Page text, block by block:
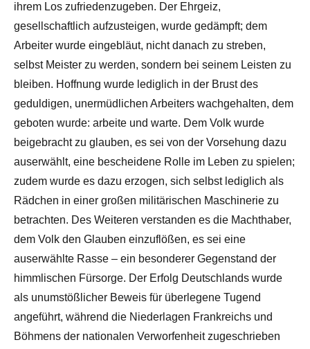
ihrem Los zufriedenzugeben. Der Ehrgeiz,
gesellschaftlich aufzusteigen, wurde gedämpft; dem
Arbeiter wurde eingebläut, nicht danach zu streben,
selbst Meister zu werden, sondern bei seinem Leisten zu
bleiben. Hoffnung wurde lediglich in der Brust des
geduldigen, unermüdlichen Arbeiters wachgehalten, dem
geboten wurde: arbeite und warte. Dem Volk wurde
beigebracht zu glauben, es sei von der Vorsehung dazu
auserwählt, eine bescheidene Rolle im Leben zu spielen;
zudem wurde es dazu erzogen, sich selbst lediglich als
Rädchen in einer großen militärischen Maschinerie zu
betrachten. Des Weiteren verstanden es die Machthaber,
dem Volk den Glauben einzuflößen, es sei eine
auserwählte Rasse – ein besonderer Gegenstand der
himmlischen Fürsorge. Der Erfolg Deutschlands wurde
als unumstößlicher Beweis für überlegene Tugend
angeführt, während die Niederlagen Frankreichs und
Böhmens der nationalen Verworfenheit zugeschrieben